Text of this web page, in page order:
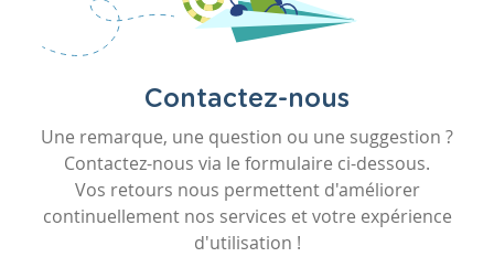
Contactez-nous
Une remarque, une question ou une suggestion ?
Contactez-nous via le formulaire ci-dessous.
Vos retours nous permettent d'améliorer
continuellement nos services et votre expérience
d'utilisation !